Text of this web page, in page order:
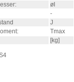
øI
-
J
Tmax
[kg]